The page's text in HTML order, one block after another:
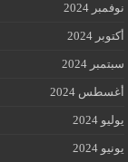
نوفمبر 2024
أكتوبر 2024
سبتمبر 2024
أغسطس 2024
يوليو 2024
يونيو 2024